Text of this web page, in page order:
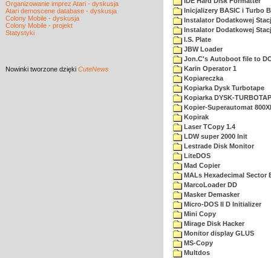
Organizowanie imprez Atari - dyskusja
Atari demoscene database - dyskusja
Colony Mobile - dyskusja
Colony Mobile - projekt
Statystyki
Nowinki tworzone dzięki CuteNews
Inicjalizery BASIC i Turbo
Instalator Dodatkowej
Instalator Dodatkowej
I.S. Plate
JBW Loader
Jon.C's Autoboot file to
Karin Operator 1
Kopiareczka
Kopiarka Dysk Turbotape
Kopiarka DYSK-
Kopier-Superautomat
Kopirak
Laser TCopy 1.4
LDW super 2000 Init
Lestrade Disk Monitor
LiteDOS
Mad Copier
MALs Hexadecimal Sector
MarcoLoader DD
Masker Demasker
Micro-DOS II D Initializer
Mini Copy
Mirage Disk Hacker
Monitor display GLUS
MS-Copy
Multdos